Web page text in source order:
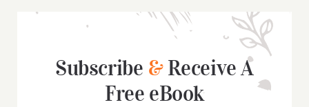
Subscribe &Receive A
Free eBook